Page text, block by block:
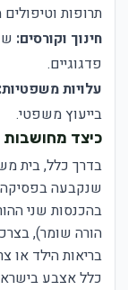
תרופות וטיפולים
חינוך וקורסים:
פדגוגיים.
עלויות משפטיות:
בייעוץ משפטי.
כיצד
בדרך כלל, בית
שנקבעה בפסיקה
בהכנסות שני
הורה שומר),
בריאות הילד או
כלל אצבע